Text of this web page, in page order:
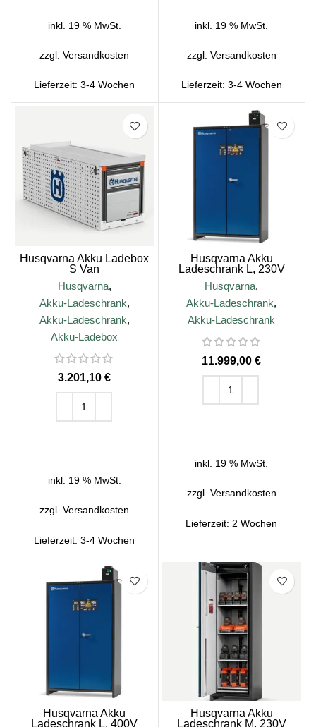
inkl. 19 % MwSt.
zzgl.Versandkosten
Lieferzeit:3-4 Wochen
inkl. 19 % MwSt.
zzgl. Versandkosten
Lieferzeit: 3-4 Wochen
Husqvarna Akku Ladebox
S Van
Husqvarna,
Akku-Ladeschrank,
Akku-Ladeschrank,
Akku-Ladebox
€
inkl. 19 % MwSt.
zzgl.Versandkosten
Lieferzeit:3-4 Wochen
Husqvarna Akku
Ladeschrank L, 230V
Husqvarna,
Akku-Ladeschrank,
Akku-Ladeschrank
€
inkl. 19 % MwSt.
zzgl. Versandkosten
Lieferzeit: 2 Wochen
Husqvarna Akku
Ladeschrank L, 400V
Husqvarna Akku
Ladeschrank M, 230V